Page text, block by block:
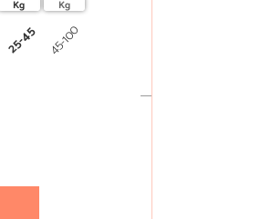
25-45 45-100